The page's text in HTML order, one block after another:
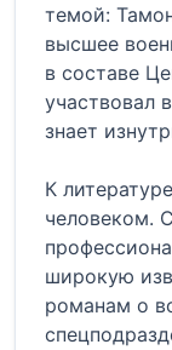
темой:
высшее
в составе
участвовал
знает
К
человеком.
широкую
романам о